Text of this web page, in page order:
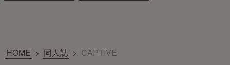
HOME > 同人誌 > CAPTIVE